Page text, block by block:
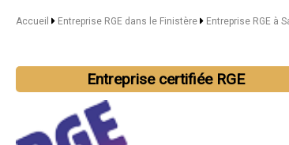
Accueil Entreprise RGE dans le Finistère Entreprise RGE à
Entreprise certifiée RGE